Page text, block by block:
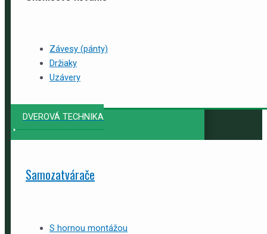
Závesy (pánty)
Držiaky
Uzávery
DVEROVÁ TECHNIKA
Samozatvárače
S hornou montážou